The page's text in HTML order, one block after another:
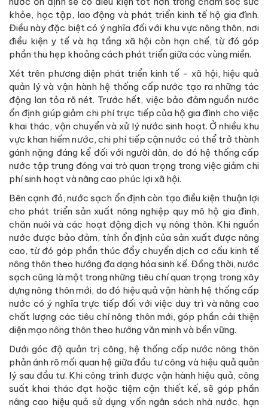
khỏe, học tập, lao động và phát triển kinh tế hộ gia đình.
Điều này đặc biệt có ý nghĩa đối với khu vực nông thôn, nơi
điều kiện y tế và hạ tầng xã hội còn hạn chế, từ đó góp
phần thu hẹp khoảng cách phát triển giữa các vùng miền.
Xét trên phương diện phát triển kinh tế - xã hội, hiệu quả
quản lý và vận hành hệ thống cấp nước tạo ra những tác
động lan tỏa rõ nét. Trước hết, việc bảo đảm nguồn nước
ổn định giúp giảm chi phí trực tiếp của hộ gia đình cho việc
khai thác, vận chuyển và xử lý nước sinh hoạt. Ở nhiều khu
vực khan hiếm nước, chi phí tiếp cận nước có thể trở thành
gánh nặng đáng kể đối với người dân, do đó hệ thống cấp
nước tập trung đóng vai trò quan trọng trong việc giảm chi
phí sinh hoạt và nâng cao phúc lợi xã hội.
Bên cạnh đó, nước sạch ổn định còn tạo điều kiện thuận lợi
cho phát triển sản xuất nông nghiệp quy mô hộ gia đình,
chăn nuôi và các hoạt động dịch vụ nông thôn. Khi nguồn
nước được bảo đảm, tính ổn định của sản xuất được nâng
cao, từ đó góp phần thúc đẩy chuyển dịch cơ cấu kinh tế
nông thôn theo hướng đa dạng hóa sinh kế. Đồng thời, nước
sạch cũng là một trong những tiêu chí quan trọng trong xây
dựng nông thôn mới, do đó hiệu quả vận hành hệ thống cấp
nước có ý nghĩa trực tiếp đối với việc duy trì và nâng cao
chất lượng các tiêu chí nông thôn mới, góp phần cải thiện
diện mạo nông thôn theo hướng văn minh và bền vững.
Dưới góc độ quản trị công, hệ thống cấp nước nông thôn
phản ánh rõ mối quan hệ giữa đầu tư công và hiệu quả quản
lý sau đầu tư. Khi công trình được vận hành hiệu quả, công
suất khai thác đạt hoặc tiệm cận thiết kế, sẽ góp phần
nâng cao hiệu quả sử dụng vốn ngân sách nhà nước, hạn